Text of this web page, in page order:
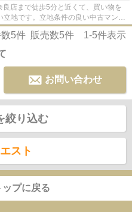
店まで徒歩5分と近くて、買い物を
地です。立地条件の良い中古マンシ
当社はお...
5件 販売数5件 1-5件表示
お問い合わせ
絞り込む
スト
プに戻る